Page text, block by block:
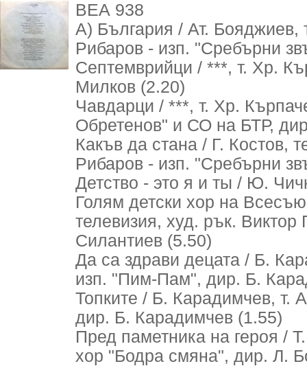
ВЕА 938
А) България / Ат. Бояджиев,
Рибаров - изп. "Сребърни
Септемврийци / ***, т. Хр.
Милков (2.20)
Чавдарци / ***, т. Хр.
Обретенов" и СО на БТР,
Какъв да стана / Г. Костов,
Рибаров - изп. "Сребърни
Детство - это я и ты / Ю.
Голям детски хор на
телевизия, худ. рък.
Силантиев (5.50)
Да са здрави децата / Б.
изп. "Пим-Пам", дир. Б.
Топките / Б. Карадимчев, т.
дир. Б. Карадимчев (1.55)
Пред паметника на героя /
хор "Бодра смяна", дир. Л.